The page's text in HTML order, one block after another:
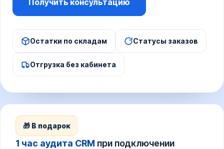
Получить консультацию
Остатки по складам Статусы заказов
Отгрузка без кабинета
🎁 В подарок
1 час аудита CRM при подключении